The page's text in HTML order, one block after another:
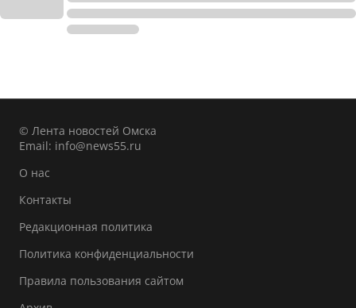
© Лента новостей Омска
Email: info@news55.ru
О нас
Контакты
Редакционная политика
Политика конфиденциальности
Правила пользования сайтом